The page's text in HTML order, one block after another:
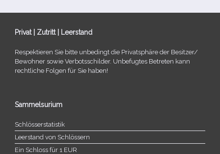
Privat | Zutritt | Leerstand
Respektieren Sie bitte unbe­dingt die Privatsphäre der Besitzer/​
Bewohner sowie Verbotsschilder. Unbefugtes Betreten kann
recht­li­che Folgen für Sie haben!
Sammelsurium
Schlösserstatistik
Leerstand von Schlössern
Ein Schloss für 1 EUR